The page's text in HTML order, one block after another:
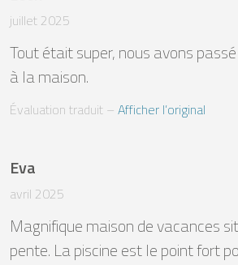
juillet 2025
Tout était super, nous avons
à la maison.
Évaluation traduit – Afficher l’original
Eva
avril 2025
Magnifique maison de vacances
pente. La piscine est le point fort